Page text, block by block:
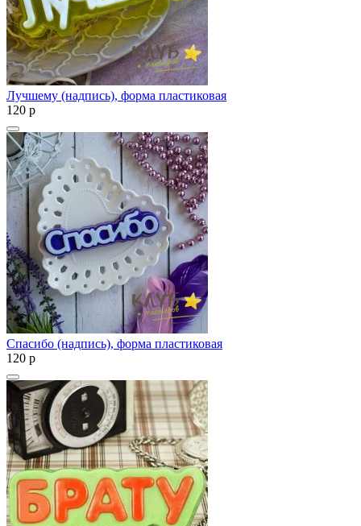
Лучшему (надпись), форма пластиковая
120 p
Спасибо (надпись), форма пластиковая
120 p